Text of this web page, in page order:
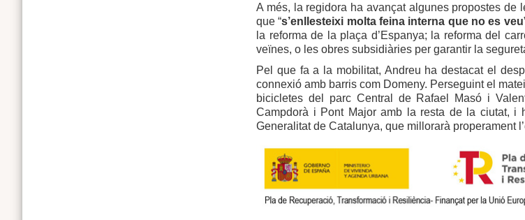
A més, la regidora ha avançat algunes propostes de
que “s’enllesteixi molta feina interna que no es veu
la reforma de la plaça d’Espanya; la reforma del
veïnes, o les obres subsidiàries per garantir la
Pel que fa a la mobilitat, Andreu ha destacat el
connexió amb barris com Domeny. Perseguint el
bicicletes del parc Central de Rafael Masó i
Campdorà i Pont Major amb la resta de la ciutat,
Generalitat de Catalunya, que millorarà properament